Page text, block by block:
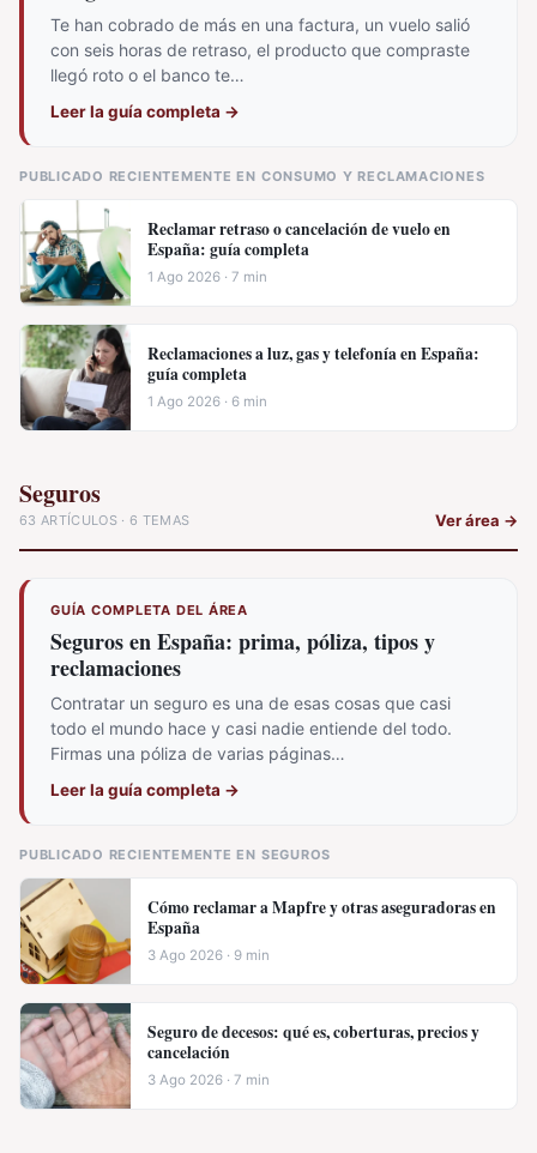
Te han cobrado de más en una factura, un vuelo salió
con seis horas de retraso, el producto que compraste
llegó roto o el banco te…
Leer la guía completa →
PUBLICADO RECIENTEMENTE EN CONSUMO Y RECLAMACIONES
Reclamar retraso o cancelación de vuelo en
España: guía completa
1 Ago 2026 · 7 min
Reclamaciones a luz, gas y telefonía en España:
guía completa
1 Ago 2026 · 6 min
Seguros
63 ARTÍCULOS · 6 TEMAS Ver área →
GUÍA COMPLETA DEL ÁREA
Seguros en España: prima, póliza, tipos y
reclamaciones
Contratar un seguro es una de esas cosas que casi
todo el mundo hace y casi nadie entiende del todo.
Firmas una póliza de varias páginas…
Leer la guía completa →
PUBLICADO RECIENTEMENTE EN SEGUROS
Cómo reclamar a Mapfre y otras aseguradoras en
España
3 Ago 2026 · 9 min
Seguro de decesos: qué es, coberturas, precios y
cancelación
3 Ago 2026 · 7 min